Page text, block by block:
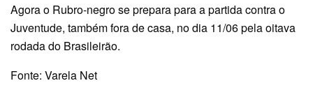
Agora o Rubro-negro se prepara para a partida contra o
Juventude, também fora de casa, no dia 11/06 pela oitava
rodada do Brasileirão.
Fonte: Varela Net